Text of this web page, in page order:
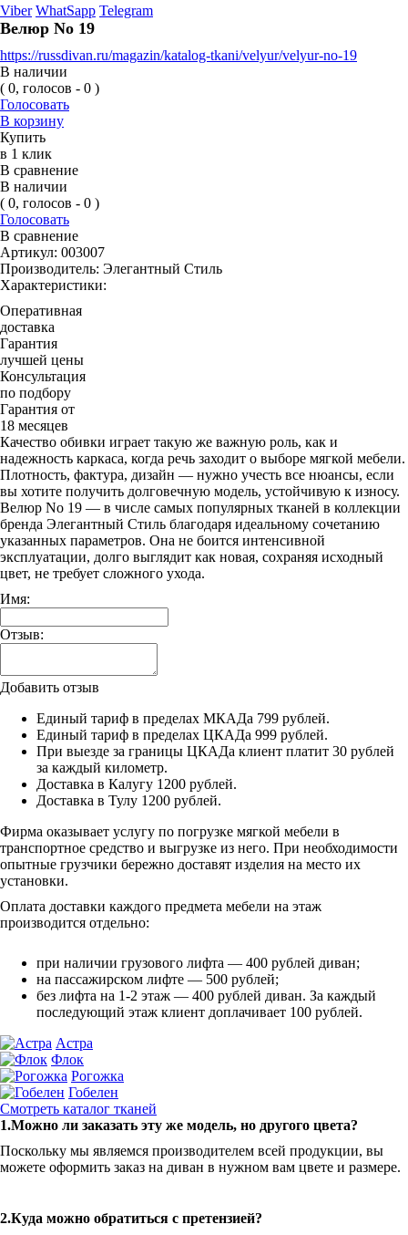
Viber WhatSapp Telegram
Велюр No 19
https://russdivan.ru/magazin/katalog-tkani/velyur/velyur-no-19
В наличии
( 0, голосов - 0 )
Голосовать
В корзину
Купить
в 1 клик
В сравнение
В наличии
( 0, голосов - 0 )
Голосовать
В сравнение
Артикул: 003007
Производитель: Элегантный Стиль
Характеристики:
Оперативная
доставка
Гарантия
лучшей цены
Консультация
по подбору
Гарантия от
18 месяцев
Качество обивки играет такую же важную роль, как и
надежность каркаса, когда речь заходит о выборе мягкой мебели.
Плотность, фактура, дизайн — нужно учесть все нюансы, если
вы хотите получить долговечную модель, устойчивую к износу.
Велюр No 19 — в числе самых популярных тканей в коллекции
бренда Элегантный Стиль благодаря идеальному сочетанию
указанных параметров. Она не боится интенсивной
эксплуатации, долго выглядит как новая, сохраняя исходный
цвет, не требует сложного ухода.
Имя:
Отзыв:
Добавить отзыв
Единый тариф в пределах МКАДа 799 рублей.
Единый тариф в пределах ЦКАДа 999 рублей.
При выезде за границы ЦКАДа клиент платит 30 рублей
за каждый километр.
Доставка в Калугу 1200 рублей.
Доставка в Тулу 1200 рублей.
Фирма оказывает услугу по погрузке мягкой мебели в
транспортное средство и выгрузке из него. При необходимости
опытные грузчики бережно доставят изделия на место их
установки.
Оплата доставки каждого предмета мебели на этаж
производится отдельно:
при наличии грузового лифта — 400 рублей диван;
на пассажирском лифте — 500 рублей;
без лифта на 1-2 этаж — 400 рублей диван. За каждый
последующий этаж клиент доплачивает 100 рублей.
Астра
Флок
Рогожка
Гобелен
Смотреть каталог тканей
1.Можно ли заказать эту же модель, но другого цвета?
Поскольку мы являемся производителем всей продукции, вы
можете оформить заказ на диван в нужном вам цвете и размере.
2.Куда можно обратиться с претензией?